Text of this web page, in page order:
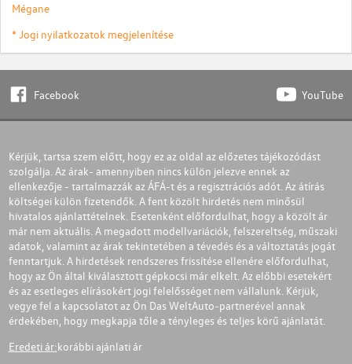
Mégane
* Jogi nyilatkozatok megjelenítése
Facebook YouTube
Kérjük, tartsa szem előtt, hogy ez az oldal az előzetes tájékozódást
szolgálja. Az árak- amennyiben nincs külön jelezve ennek az
ellenkezője - tartalmazzák az ÁFÁ-t és a regisztrációs adót. Az átírás
költségei külön fizetendők. A fent közölt hirdetés nem minősül
hivatalos ajánlattételnek. Esetenként előfordulhat, hogy a közölt ár
már nem aktuális. A megadott modellvariációk, felszereltség, műszaki
adatok, valamint az árak tekintetében a tévedés és a változtatás jogát
fenntartjuk. A hirdetések rendszeres frissítése ellenére előfordulhat,
hogy az Ön által kiválasztott gépkocsi már elkelt. Az előbbi esetekért
és az esetleges elírásokért jogi felelősséget nem vállalunk. Kérjük,
vegye fel a kapcsolatot az Ön Das WeltAuto-partnerével annak
érdekében, hogy megkapja tőle a tényleges és teljes körű ajánlatát.
Eredeti ár:korábbi ajánlati ár